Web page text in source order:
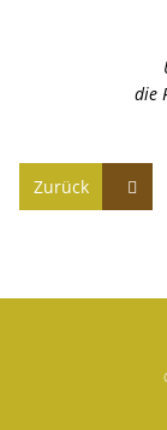
die
Zurück